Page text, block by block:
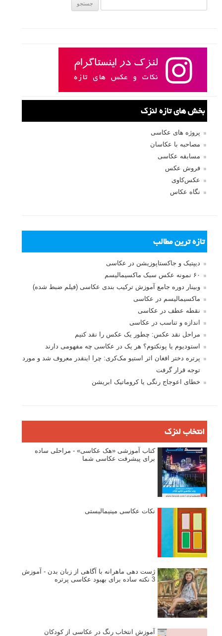
بخش های تازه لنزک
پروژه های عکاسی
مصاحبه با عکاسان
مسابقه عکاسی
فروش عکس
عکس‌کاوی
نگاه عکاس
تازه ترین مطالب
دیپتیک و جاکستا‌پوزیشن در عکاسی
۶۰ نمونه عکس سبک ماکسیمالیسم
وبینار دوره جامع آموزش ترکیب بندی عکاسی (فیلم ضبط شده)
ماکسیمالیسم در عکاسی
نقطه عطف در عکاسی
اندازه و تناسب در عکاسی
مراحل نقد عکس: چطور یک عکس را نقد کنیم
استودیوم یا پونکتوم؟ هر یک در عکاسی چه مفهومی دارند
پرتره دختر افغان اثر استیو مک‌کری: چرا اینقدر معروف شد و مورد
توجه قرار گرفت
خطای اعوجاج رنگی یا کروماتیک ابریشن
انتخاب لنزک
کتاب آموزشی «هک عکاسی» - مراحلی ساده
برای پیشرفت عکاسی شما
نکات عکاسی مینیمالیستی
ژست دهی ماهرانه با آگاهی از زبان بدن - آموزش
3 نکته ساده برای بهبود عکاسی پرتره
آموزش انتخاب رنگ در عکاسی از کودکان